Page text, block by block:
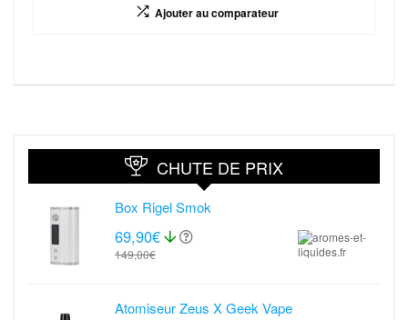
Ajouter au comparateur
CHUTE DE PRIX
Box Rigel Smok
69,90€
149,00€
Atomiseur Zeus X Geek Vape